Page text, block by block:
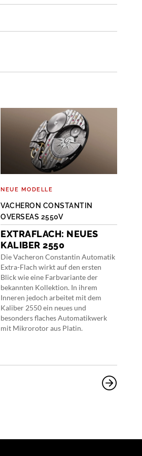
NEUE MODELLE
VACHERON CONSTANTIN
OVERSEAS 2550V
EXTRAFLACH: NEUES
KALIBER 2550
Die Vacheron Constantin Automatik
Extra-Flach wirkt auf den ersten
Blick wie eine Farbvariante der
bekannten Kollektion. In ihrem
Inneren jedoch arbeitet mit dem
Kaliber 2550 ein neues und
besonders flaches Automatikwerk
mit Mikrorotor aus Platin.